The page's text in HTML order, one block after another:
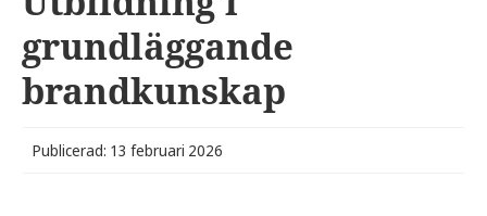
grundläggande
brandkunskap
Publicerad: 13 februari 2026